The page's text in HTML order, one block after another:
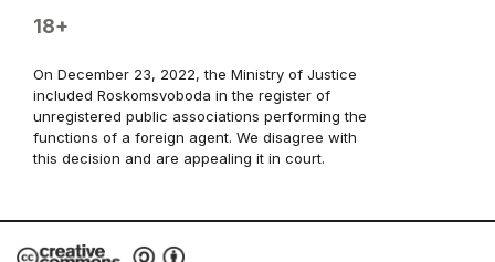
18+
On December 23, 2022, the Ministry of Justice
included Roskomsvoboda in the register of
unregistered public associations performing the
functions of a foreign agent. We disagree with
this decision and are appealing it in court.